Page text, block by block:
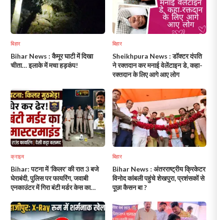
बिहार
Bihar News : कैमूर घाटी में दिखा
चीता… इलाके में मचा हड़कंप!
बिहार
Sheikhpura News : डॉक्टर दंपति
ने रक्तदान कर मनाई वेलेंटाइन डे, कहा-
रक्तदान के लिए आगे आए लोग
क्राइम
Bihar: पटना में ‘किलर’ की रात 3 बजे
घेराबंदी, पुलिस पर फायरिंग, जवाबी
एनकाउंटर में गिरा बंटी मर्डर केस का
बिहार
Bihar News : अंतरराष्ट्रीय क्रिकेटर
विनोद कांबली पहुंचे शेखपुरा, प्रशंसकों से
पूछा कैसन बा ?